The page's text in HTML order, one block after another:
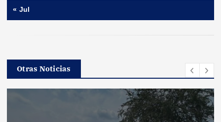
« Jul
Otras Noticias